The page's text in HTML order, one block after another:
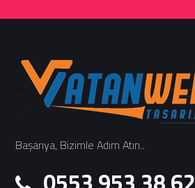
Başarıya, Bizimle Adım Atın..